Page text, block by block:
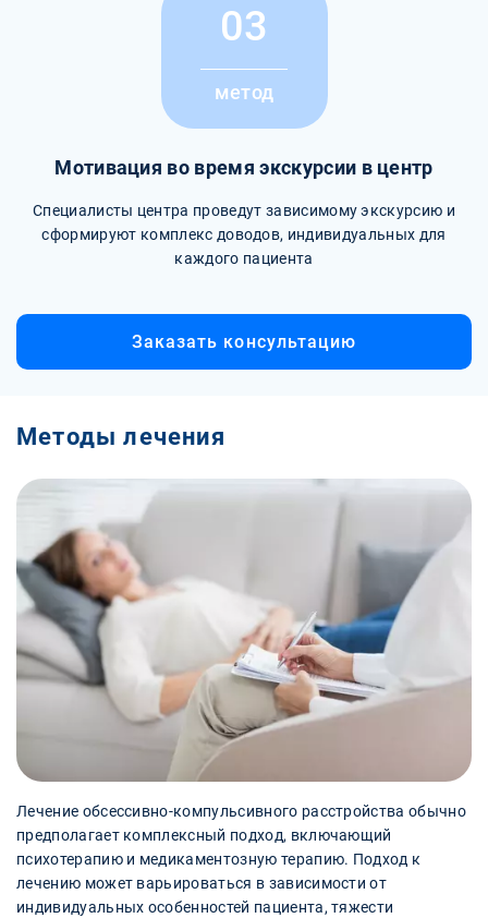
03
метод
Мотивация во время экскурсии в центр
Специалисты центра проведут зависимому экскурсию и
сформируют комплекс доводов, индивидуальных для
каждого пациента
Заказать консультацию
Методы лечения
Лечение обсессивно-компульсивного расстройства обычно
предполагает комплексный подход, включающий
психотерапию и медикаментозную терапию. Подход к
лечению может варьироваться в зависимости от
индивидуальных особенностей пациента, тяжести